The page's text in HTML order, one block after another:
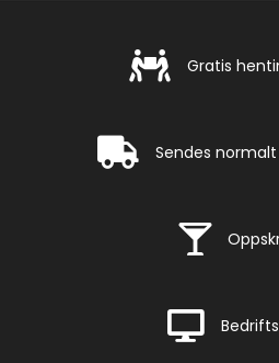
Gratis henting i
Gratis
Rask levering
Sendes
Rask
Rask levering